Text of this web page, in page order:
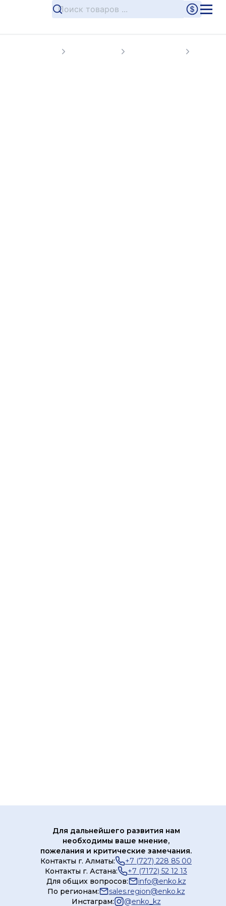
Для дальнейшего развития нам
необходимы ваше мнение,
пожелания и критические замечания.
Контакты г. Алматы:
+7 (727) 228 85 00
Контакты г. Астана:
+7 (7172) 52 12 13
Для общих вопросов:
info@enko.kz
По регионам:
sales.region@enko.kz
Инстаграм:
@enko_kz